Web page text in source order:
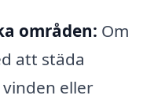
områden: Om
att städa
eller